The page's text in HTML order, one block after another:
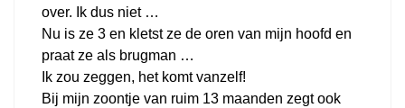
over. Ik dus niet …
Nu is ze 3 en kletst ze de oren van mijn hoofd en
praat ze als brugman …
Ik zou zeggen, het komt vanzelf!
Bij mijn zoontje van ruim 13 maanden zegt ook